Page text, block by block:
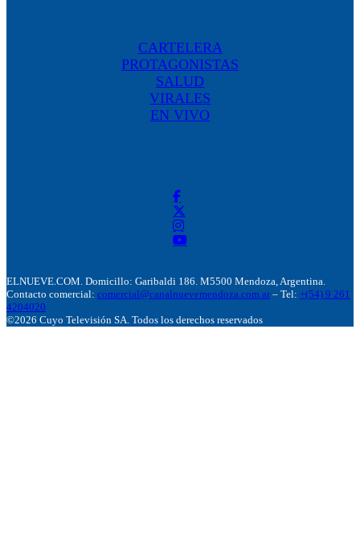
CARTELERA
PROTAGONISTAS
SALUD
VIRALES
EN VIVO
ELNUEVE.COM. Domicillo: Garibaldi 186. M5500 Mendoza, Argentina.
Contacto comercial: comercial@canalnuevemendoza.com.ar – Tel: +(54) 9 261
4204020
©2026 Cuyo Televisión SA. Todos los derechos reservados